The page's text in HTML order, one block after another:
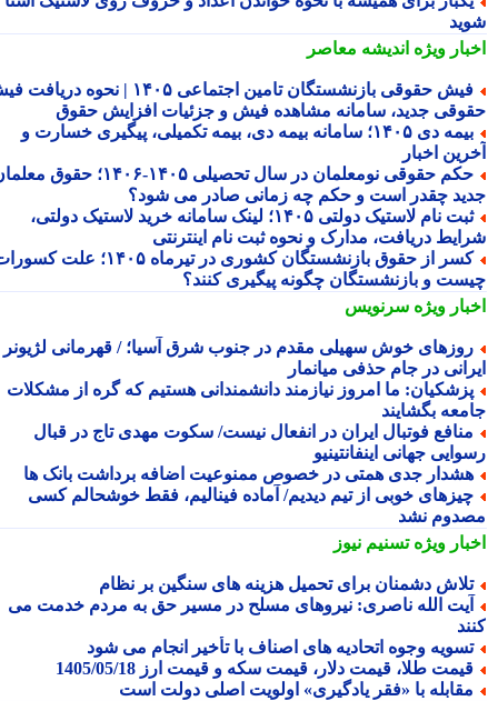
ویژهاندیشه معاصر
فیش حقوقی بازنشستگان تامین اجتماعی ۱۴۰۵ | نحوه دریافت فیش
جدید، سامانه مشاهده فیش و جزئیات افزایش حقوق
بیمه دی ۱۴۰۵؛ سامانه بیمه دی، بیمه تکمیلی، پیگیری خسارت و
اخبار
حکم حقوقی نومعلمان در سال تحصیلی ۱۴۰۵-۱۴۰۶؛ حقوق معلمان
چقدر است و حکم چه زمانی صادر می شود؟
ثبت نام لاستیک دولتی ۱۴۰۵؛ لینک سامانه خرید لاستیک دولتی،
دریافت، مدارک و نحوه ثبت نام اینترنتی
کسر از حقوق بازنشستگان کشوری در تیرماه ۱۴۰۵؛ علت کسورات
و بازنشستگان چگونه پیگیری کنند؟
ویژهسرنویس
خوش سهیلی مقدم در جنوب شرق آسیا؛ / قهرمانی لژیونر
در جام حذفی میانمار
ما امروز نیازمند دانشمندانی هستیم که گره از مشکلات
بگشایند
فوتبال ایران در انفعال نیست/ سکوت مهدی تاج در قبال
جهانی اینفانتینیو
جدی همتی در خصوص ممنوعیت اضافه برداشت بانک ها
خوبی از تیم دیدیم/ آماده فینالیم، فقط خوشحالم کسی
نشد
ویژهتسنیم نیوز
دشمنان برای تحمیل هزینه های سنگین بر نظام
الله ناصری: نیروهای مسلح در مسیر حق به مردم خدمت می
وجوه اتحادیه های اصناف با تأخیر انجام می شود
طلا، قیمت دلار، قیمت سکه و قیمت ارز 1405/05/18
با «فقر یادگیری» اولویت اصلی دولت است